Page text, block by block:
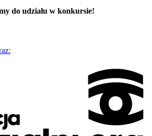
do udziału w konkursie!